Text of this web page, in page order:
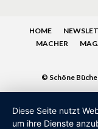
HOME
MACHER
© Schöne
Diese Seite nutzt
um ihre Dienste